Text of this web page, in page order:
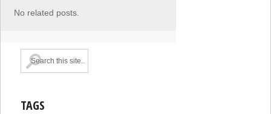
No related posts.
TAGS